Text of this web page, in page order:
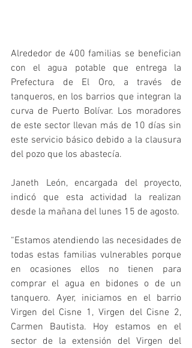
Alrededor de 400 familias se benefician
con el agua potable que entrega la
Prefectura de El Oro, a través de
tanqueros, en los barrios que integran la
curva de Puerto Bolívar. Los moradores
de este sector llevan más de 10 días sin
este servicio básico debido a la clausura
del pozo que los abastecía.
Janeth León, encargada del proyecto,
indicó que esta actividad la realizan
desde la mañana del lunes 15 de agosto.
“Estamos atendiendo las necesidades de
todas estas familias vulnerables porque
en ocasiones ellos no tienen para
comprar el agua en bidones o de un
tanquero. Ayer, iniciamos en el barrio
Virgen del Cisne 1, Virgen del Cisne 2,
Carmen Bautista. Hoy estamos en el
sector de la extensión del Virgen del